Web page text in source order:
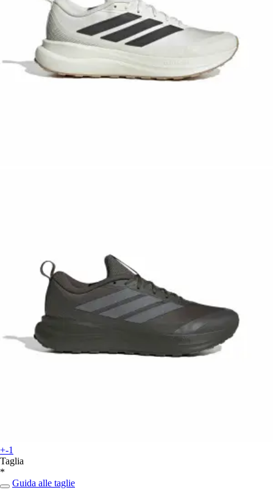
+-1
Taglia
*
Guida alle taglie